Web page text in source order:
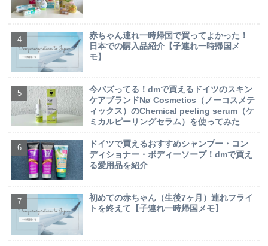
赤ちゃん連れ一時帰国で買ってよかった！
日本での購入品紹介【子連れ一時帰国メ
モ】
今バズってる！dmで買えるドイツのスキン
ケアブランドNø Cosmetics（ノーコスメテ
ィックス）のChemical peeling serum（ケ
ミカルピーリングセラム）を使ってみた
ドイツで買えるおすすめシャンプー・コン
ディショナー・ボディーソープ！dmで買え
る愛用品を紹介
初めての赤ちゃん（生後7ヶ月）連れフライ
トを終えて【子連れ一時帰国メモ】